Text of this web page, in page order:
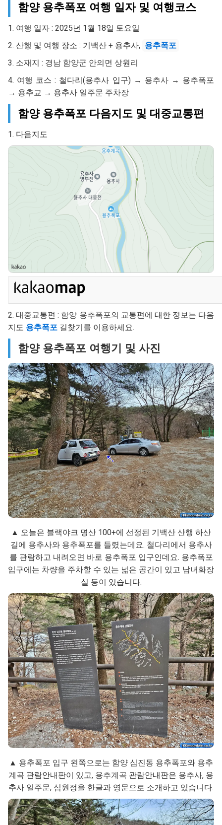
함양 용추폭포 여행 일자 및 여행코스
1. 여행 일자 : 2025년 1월 18일 토요일
2. 산행 및 여행 장소 : 기백산 + 용추사, 용추폭포
3. 소재지 : 경남 함양군 안의면 상원리
4. 여행 코스 : 철다리(용추사 입구) → 용추사 → 용추폭포
→ 용추교 → 용추사 일주문 주차장
함양 용추폭포 다음지도 및 대중교통편
1. 다음지도
2. 대중교통편 : 함양 용추폭포의 교통편에 대한 정보는 다음
지도 용추폭포 길찾기를 이용하세요.
함양 용추폭포 여행기 및 사진
▲ 오늘은 블랙야크 명산 100+에 선정된 기백산 산행 하산
길에 용추사와 용추폭포를 들렸는데요. 철다리에서 용추사
를 관람하고 내려오면 바로 용추폭포 입구인데요. 용추폭포
입구에는 차량을 주차할 수 있는 넓은 공간이 있고 남녀화장
실 등이 있습니다.
▲ 용추폭포 입구 왼쪽으로는 함양 심진동 용추폭포와 용추
계곡 관람안내판이 있고, 용추계곡 관람안내판은 용추사, 용
추사 일주문, 심원정을 한글과 영문으로 소개하고 있습니다.